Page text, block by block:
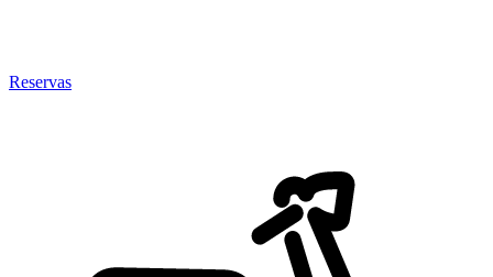
Reservas